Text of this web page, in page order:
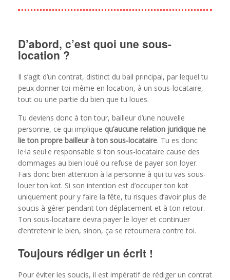
D’abord, c’est quoi une sous-
location ?
Il s’agit d’un contrat, distinct du bail principal, par lequel tu
peux donner toi-même en location, à un sous-locataire,
tout ou une partie du bien que tu loues.
Tu deviens donc à ton tour, bailleur d’une nouvelle
personne, ce qui implique qu’aucune relation juridique ne
lie ton propre bailleur à ton sous-locataire. Tu es donc
le·la seul·e responsable si ton sous-locataire cause des
dommages au bien loué ou refuse de payer son loyer.
Fais donc bien attention à la personne à qui tu vas sous-
louer ton kot. Si son intention est d’occuper ton kot
uniquement pour y faire la fête, tu risques d’avoir plus de
soucis à gérer pendant ton déplacement et à ton retour.
Ton sous-locataire devra payer le loyer et continuer
d’entretenir le bien, sinon, ça se retournera contre toi.
Toujours rédiger un écrit !
Pour éviter les soucis, il est impératif de rédiger un contrat